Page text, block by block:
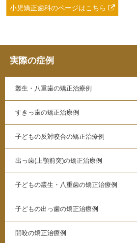
小児矯正歯科のページはこちら
実際の症例
叢生・八重歯の矯正治療例
すきっ歯の矯正治療例
子どもの反対咬合の矯正治療例
出っ歯(上顎前突)の矯正治療例
子どもの叢生・八重歯の矯正治療例
子どもの出っ歯の矯正治療例
開咬の矯正治療例